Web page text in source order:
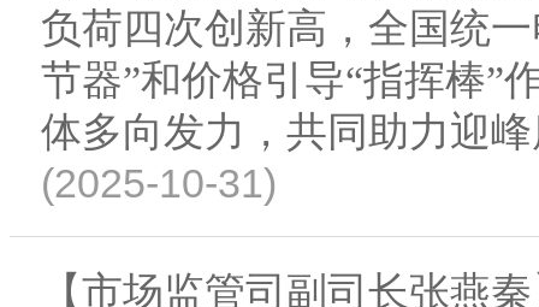
负荷四次创新高，全国统
节器”和价格引导“指挥棒”
体多向发力，共同助力迎
(2025-10-31)
【市场监管司副司长张燕